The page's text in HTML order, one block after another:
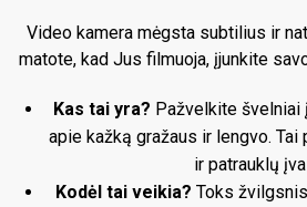
Video kamera mėgsta subtilius ir
matote, kad Jus filmuoja, įjunkite
Kas tai yra? Pažvelkite švelniai
apie kažką gražaus ir lengvo. Tai
ir patrauklų
Kodėl tai veikia? Toks